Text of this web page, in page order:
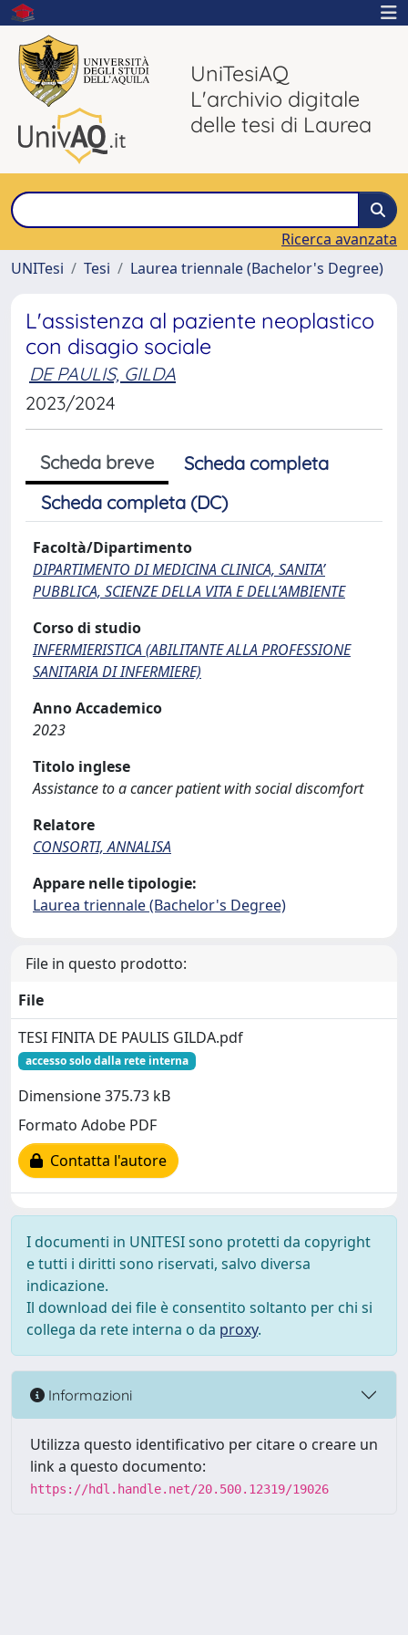
UniTesiAQ
L'archivio digitale
delle tesi di Laurea
Ricerca avanzata
UNITesi
Tesi Laurea triennale (Bachelor's Degree)
L'assistenza al paziente neoplastico
con disagio sociale
DE PAULIS, GILDA
2023/2024
Scheda breve
Scheda completa
Scheda completa (DC)
Facoltà/Dipartimento
DIPARTIMENTO DI MEDICINA CLINICA, SANITA’
PUBBLICA, SCIENZE DELLA VITA E DELL’AMBIENTE
Corso di studio
INFERMIERISTICA (ABILITANTE ALLA PROFESSIONE
SANITARIA DI INFERMIERE)
Anno Accademico
2023
Titolo inglese
Assistance to a cancer patient with social discomfort
Relatore
CONSORTI, ANNALISA
Appare nelle tipologie:
Laurea triennale (Bachelor's Degree)
File in questo prodotto:
File
TESI FINITA DE PAULIS GILDA.pdf
accesso solo dalla rete interna
Dimensione 375.73 kB
Formato Adobe PDF
Contatta l'autore
I documenti in UNITESI sono protetti da copyright
e tutti i diritti sono riservati, salvo diversa
indicazione.
Il download dei file è consentito soltanto per chi si
collega da rete interna o da proxy.
Informazioni
Utilizza questo identificativo per citare o creare un
link a questo documento:
https://hdl.handle.net/20.500.12319/19026